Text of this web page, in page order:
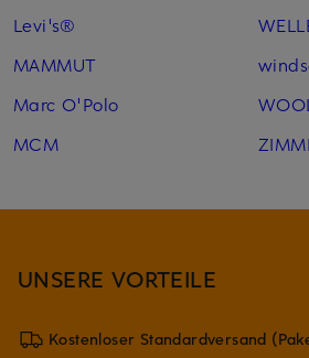
Levi's®
MAMMUT
Marc O'Polo
MCM
UNSERE VORTEILE
Kostenloser Standardversand